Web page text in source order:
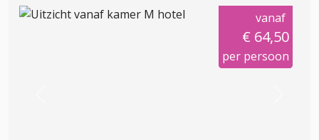
vanaf
€ 64,50
per persoon